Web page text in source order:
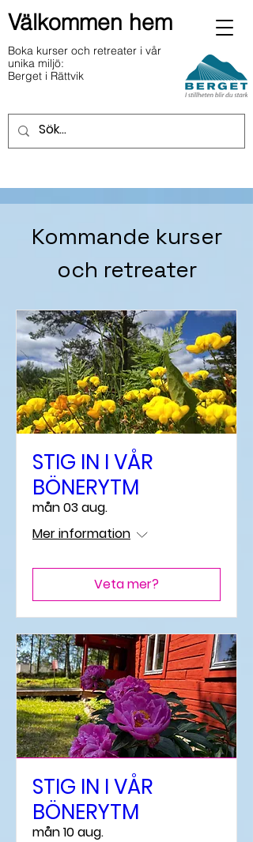
Välkommen hem
Boka kurser och retreater i vår
unika miljö:
Berget i Rättvik
Kommande kurser
och retreater
STIG IN I VÅR
BÖNERYTM
mån 03 aug.
Mer information
Veta mer?
STIG IN I VÅR
BÖNERYTM
mån 10 aug.